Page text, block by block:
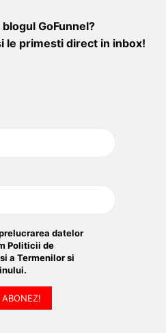
GoFunnel?
le primesti direct in inbox!
datelor
Politicii de
si a Termenilor si